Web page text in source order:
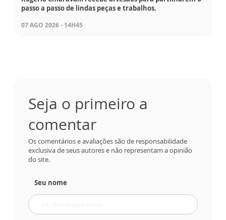
passo a passo de lindas peças e trabalhos.
07 AGO 2026 - 14H45
Seja o primeiro a
comentar
Os comentários e avaliações são de responsabilidade
exclusiva de seus autores e não representam a opinião
do site.
Seu nome